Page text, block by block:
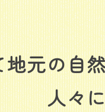
元の自
人々